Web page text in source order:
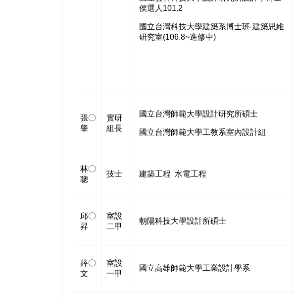
侯選人101.2
國立台灣科技大學建築系博士班-建築思維
研究室(106.8~進修中)
張〇
肇
實研
組長
國立台灣師範大學設計研究所碩士
國立台灣師範大學工教系室內設計組
林〇
聰
技士 建築工程 水電工程
邱〇
昇
室設
二甲
朝陽科技大學設計所碩士
薛〇
文
室設
一甲
國立高雄師範大學工業設計學系